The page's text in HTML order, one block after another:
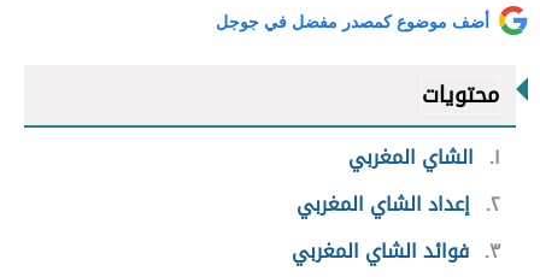
أضف موضوع كمصدر مفضل في جوجل
محتويات
١
الشاي المغربي
٢ إعداد الشاي المغربي
٣ فوائد الشاي المغربي